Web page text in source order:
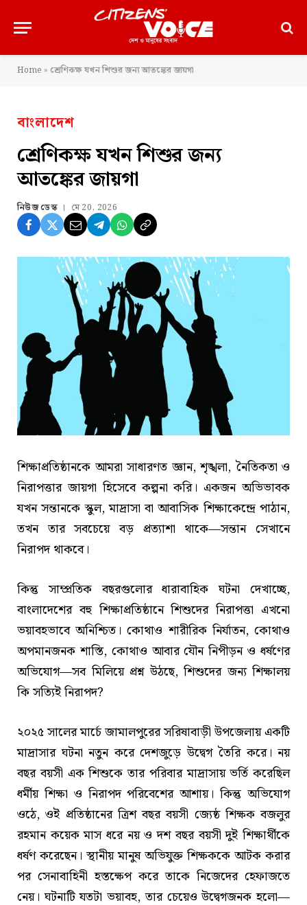
Home » শ্রেণিকক্ষ যখন শিশুর জন্য আতঙ্কের জায়গা
বাংলাদেশ
শ্রেণিকক্ষ যখন শিশুর জন্য
আতঙ্কের জায়গা
নিউজ ডেস্ক মে 20, 2026
শিক্ষাপ্রতিষ্ঠানকে আমরা সাধারণত জ্ঞান, শৃঙ্খলা, নৈতিকতা ও
নিরাপত্তার জায়গা হিসেবে কল্পনা করি। একজন অভিভাবক
যখন সন্তানকে স্কুল, মাদ্রাসা বা আবাসিক শিক্ষাকেন্দ্রে পাঠান,
তখন তার সবচেয়ে বড় প্রত্যাশা থাকে—সন্তান সেখানে
নিরাপদ থাকবে।
কিন্তু সাম্প্রতিক বছরগুলোর ধারাবাহিক ঘটনা দেখাচ্ছে,
বাংলাদেশের বহু শিক্ষাপ্রতিষ্ঠানে শিশুদের নিরাপত্তা এখনো
ভয়াবহভাবে অনিশ্চিত। কোথাও শারীরিক নির্যাতন, কোথাও
অপমানজনক শাস্তি, কোথাও আবার যৌন নিপীড়ন ও ধর্ষণের
অভিযোগ—সব মিলিয়ে প্রশ্ন উঠছে, শিশুদের জন্য শিক্ষালয়
কি সত্যিই নিরাপদ?
২০২৫ সালের মার্চে জামালপুরের সরিষাবাড়ী উপজেলায় একটি
মাদ্রাসার ঘটনা নতুন করে দেশজুড়ে উদ্বেগ তৈরি করে। নয়
বছর বয়সী এক শিশুকে তার পরিবার মাদ্রাসায় ভর্তি করেছিল
ধর্মীয় শিক্ষা ও নিরাপদ পরিবেশের আশায়। কিন্তু অভিযোগ
ওঠে, ওই প্রতিষ্ঠানের ত্রিশ বছর বয়সী জ্যেষ্ঠ শিক্ষক বজলুর
রহমান কয়েক মাস ধরে নয় ও দশ বছর বয়সী দুই শিক্ষার্থীকে
ধর্ষণ করেছেন। স্থানীয় মানুষ অভিযুক্ত শিক্ষককে আটক করার
পর সেনাবাহিনী হস্তক্ষেপ করে তাকে নিজেদের হেফাজতে
নেয়। ঘটনাটি যতটা ভয়াবহ, তার চেয়েও উদ্বেগজনক হলো—